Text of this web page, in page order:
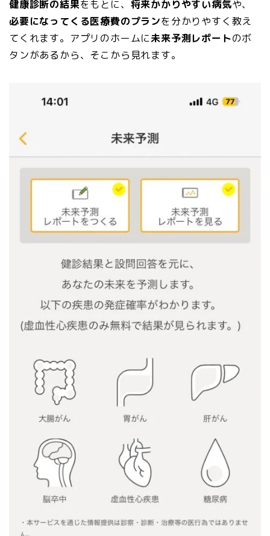
健康診断の結果をもとに、 将来かかりやすい病気や、
必要になってくる医療費のプランを分かりやすく教え
てくれます。アプリのホームに未来予測レポートのボ
タンがあるから、そこから見れます。